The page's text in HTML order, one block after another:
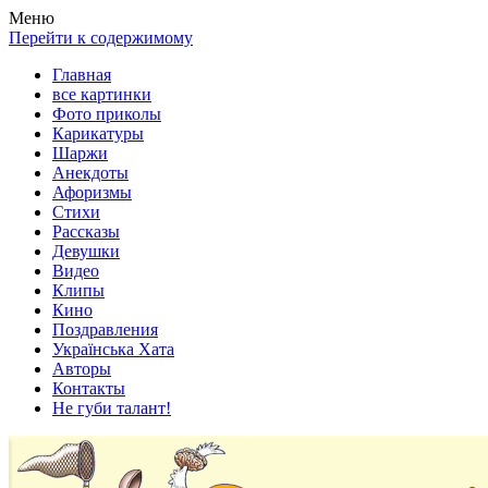
Весела хата — прикольные картинки, смешные истории, клипы!
Покажем всем ваши фото приколы, карикатуры, шаржи, стихи,
Меню
Перейти к содержимому
Главная
все картинки
Фото приколы
Карикатуры
Шаржи
Анекдоты
Афоризмы
Стихи
Рассказы
Девушки
Видео
Клипы
Кино
Поздравления
Українська Хата
Авторы
Контакты
Не губи талант!